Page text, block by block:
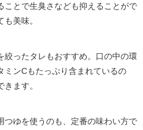
ことで生臭さなども抑えることがで
美味。
絞ったタレもおすすめ。口の中の環
ミンCもたっぷり含まれているの
ます。
つゆを使うのも、定番の味わい方で